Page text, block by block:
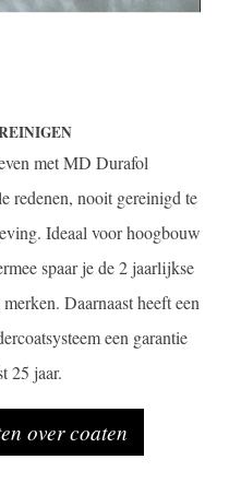
met MD Durafol
redenen, nooit gereinigd te
Ideaal voor hoogbouw
spaar je de 2 jaarlijkse
Daarnaast heeft een
een garantie
25 jaar.
over coaten